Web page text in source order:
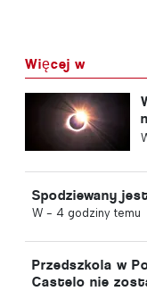
Więcej w
Spodziewany
W - 4 godziny temu
Przedszkola w
Castelo nie